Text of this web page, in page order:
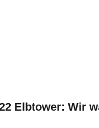
Elbtower: Wir